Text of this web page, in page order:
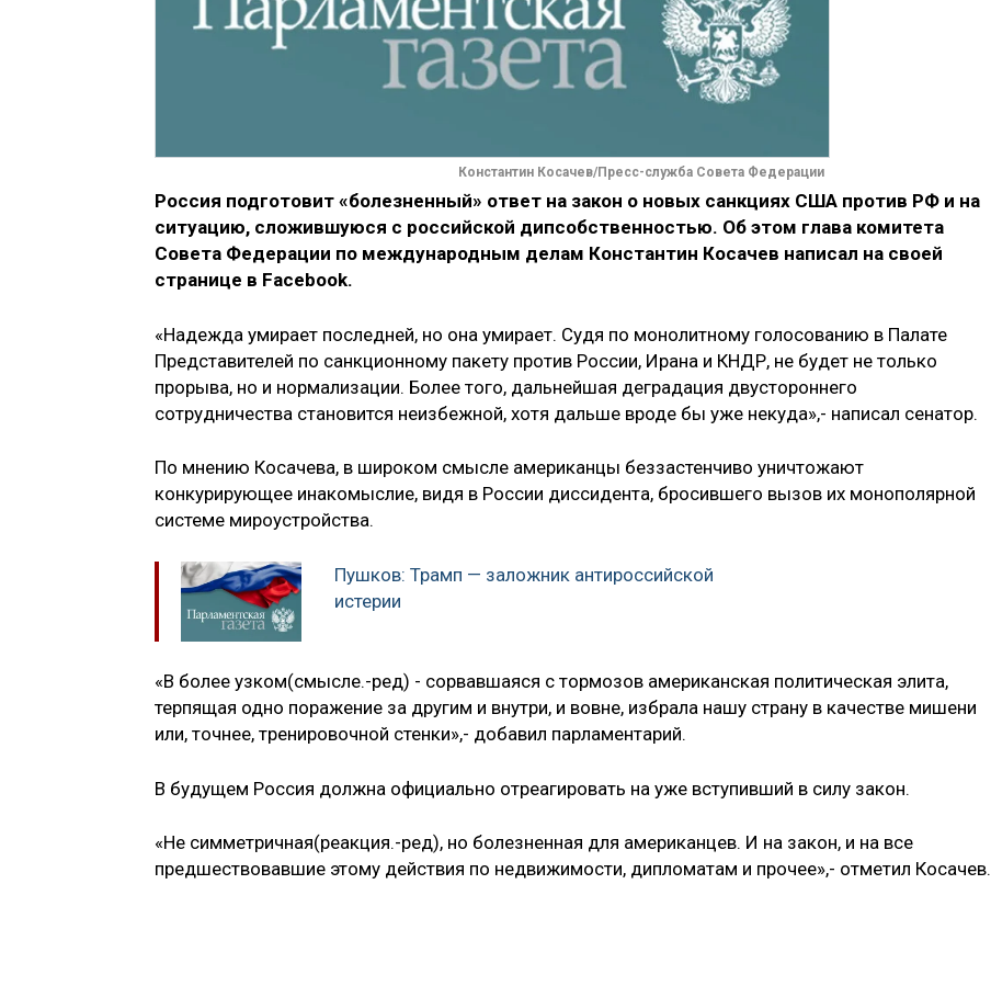
Константин Косачев/Пресс-служба Совета Федерации
Россия подготовит «болезненный» ответ на закон о новых санкциях США против РФ и на
ситуацию, сложившуюся с российской дипсобственностью. Об этом глава комитета
Совета Федерации по международным делам Константин Косачев написал на своей
странице в Facebook.
«Надежда умирает последней, но она умирает. Судя по монолитному голосованию в Палате
Представителей по санкционному пакету против России, Ирана и КНДР, не будет не только
прорыва, но и нормализации. Более того, дальнейшая деградация двустороннего
сотрудничества становится неизбежной, хотя дальше вроде бы уже некуда»,- написал сенатор.
По мнению Косачева, в широком смысле американцы беззастенчиво уничтожают
конкурирующее инакомыслие, видя в России диссидента, бросившего вызов их монополярной
системе мироустройства.
Пушков: Трамп — заложник антироссийской
истерии
«В более узком(смысле.-ред) - сорвавшаяся с тормозов американская политическая элита,
терпящая одно поражение за другим и внутри, и вовне, избрала нашу страну в качестве мишени
или, точнее, тренировочной стенки»,- добавил парламентарий.
В будущем Россия должна официально отреагировать на уже вступивший в силу закон.
«Не симметричная(реакция.-ред), но болезненная для американцев. И на закон, и на все
предшествовавшие этому действия по недвижимости, дипломатам и прочее»,- отметил Косачев.